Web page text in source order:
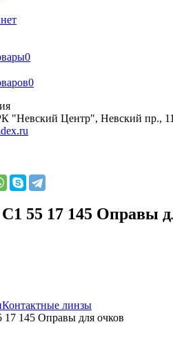
0
0
"Невский Центр", Невский
C1 55 17 145 Оправы
Контактные линзы
17 145 Оправы для очков